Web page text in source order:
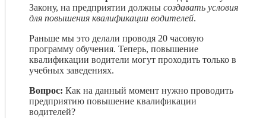
Закону, на предприятии должны создавать условия
для повышения квалификации водителей.
Раньше мы это делали проводя 20 часовую
программу обучения. Теперь, повышение
квалификации водители могут проходить только в
учебных заведениях.
Вопрос: Как на данный момент нужно проводить
предприятию повышение квалификации
водителей?